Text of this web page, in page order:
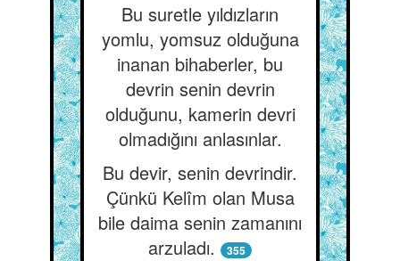
Bu suretle yıldızların
yomlu, yomsuz olduğuna
inanan bihaberler, bu
devrin senin devrin
olduğunu, kamerin devri
olmadığını anlasınlar.
Bu devir, senin devrindir.
Çünkü Kelîm olan Musa
bile daima senin zamanını
arzuladı.
355